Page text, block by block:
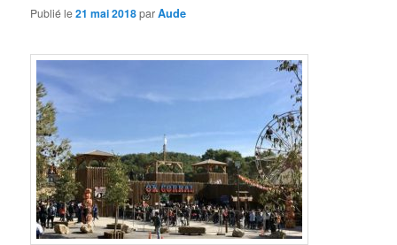
Publié le21 mai 2018parAude